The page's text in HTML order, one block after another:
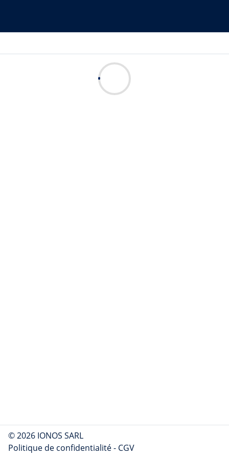
© 2026 IONOS SARL
Politique de confidentialité- CGV